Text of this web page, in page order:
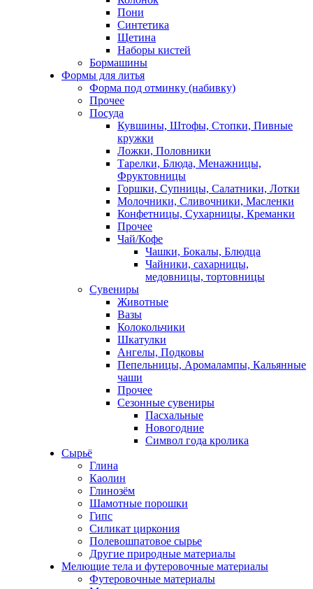
Пони
Синтетика
Щетина
Наборы кистей
Бормашины
Формы для литья
Форма под отминку (набивку)
Прочее
Посуда
Кувшины, Штофы, Стопки, Пивные
кружки
Ложки, Половники
Тарелки, Блюда, Менажницы,
Фруктовницы
Горшки, Супницы, Салатники, Лотки
Молочники, Сливочники, Масленки
Конфетницы, Сухарницы, Креманки
Прочее
Чай/Кофе
Чашки, Бокалы, Блюдца
Чайники, сахарницы,
медовницы, тортовницы
Сувениры
Животные
Вазы
Колокольчики
Шкатулки
Ангелы, Подковы
Пепельницы, Аромалампы, Кальянные
чаши
Прочее
Сезонные сувениры
Пасхальные
Новогодние
Символ года кролика
Сырьё
Глина
Каолин
Глинозём
Шамотные порошки
Гипс
Силикат циркония
Полевошпатовое сырье
Другие природные материалы
Мелющие тела и футеровочные материалы
Футеровочные материалы